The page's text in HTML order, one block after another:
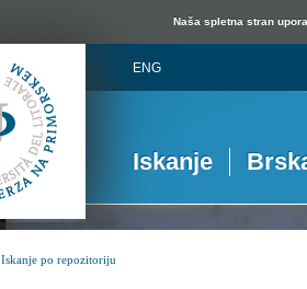
Naša spletna stran
ENG
Iskanje
Iskanje po repozitoriju